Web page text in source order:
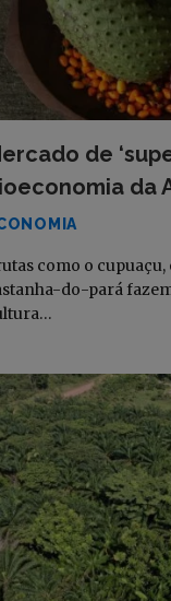
de
da
como o cupuaçu,
do-pará